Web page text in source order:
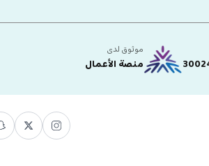
موثوق لدى
منصة الأعمال